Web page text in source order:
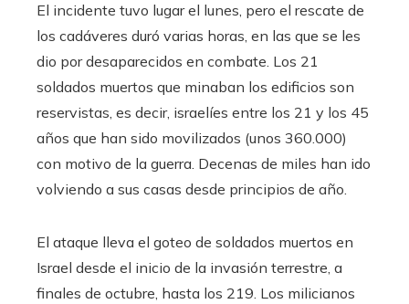
El incidente tuvo lugar el lunes, pero el rescate de
los cadáveres duró varias horas, en las que se les
dio por desaparecidos en combate. Los 21
soldados muertos que minaban los edificios son
reservistas, es decir, israelíes entre los 21 y los 45
años que han sido movilizados (unos 360.000)
con motivo de la guerra. Decenas de miles han ido
volviendo a sus casas desde principios de año.
El ataque lleva el goteo de soldados muertos en
Israel desde el inicio de la invasión terrestre, a
finales de octubre, hasta los 219. Los milicianos